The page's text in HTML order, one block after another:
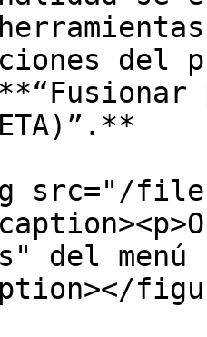
del
src="/files/
del